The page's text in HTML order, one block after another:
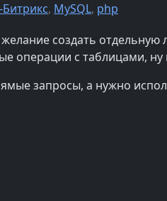
Битрикс, MySQL, php
создать отдельную
операции с таблицами,
запросы, а нужно